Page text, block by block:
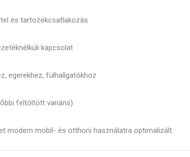
és tartozékcsatlakozás
kapcsolat
egerekhez, fülhallgatókhoz
feltöltött variáns)
modern mobil- és otthoni használatra optimalizált.